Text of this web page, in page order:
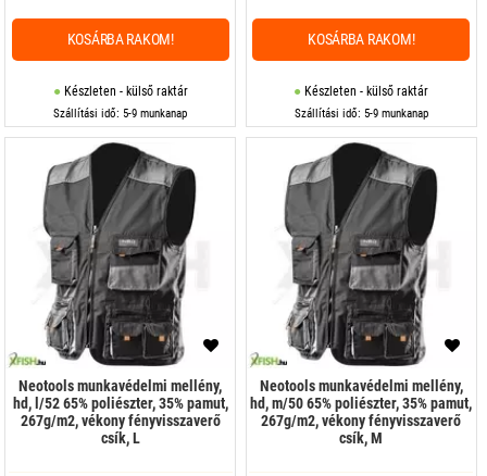
Készleten - külső raktár
Szállítási idő: 5-9 munkanap
KOSÁRBA RAKOM!
Készleten - külső raktár
Szállítási idő: 5-9 munkanap
KOSÁRBA RAKOM!
Neotools munkavédelmi mellény,
hd, l/52 65% poliészter, 35% pamut,
267g/m2, vékony fényvisszaverő
csík, L
Neotools munkavédelmi mellény,
hd, m/50 65% poliészter, 35% pamut,
267g/m2, vékony fényvisszaverő
csík, M